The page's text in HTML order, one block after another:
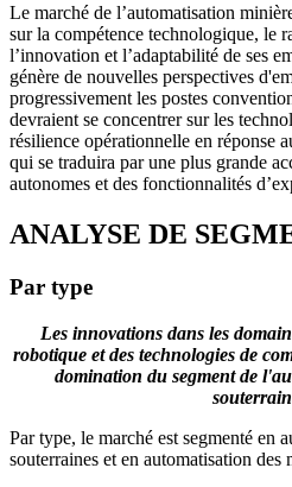
Le marché de l’automatisation
sur la compétence technologique, le
l’innovation et l’adaptabilité de ses
génère de nouvelles perspectives
progressivement les postes
devraient se concentrer sur les
résilience opérationnelle en réponse
qui se traduira par une plus grande
autonomes et des fonctionnalités
ANALYSE DE
Par type
Les innovations dans les
robotique et des technologies de
domination du segment de
Par type, le marché est segmenté en
souterraines et en automatisation des